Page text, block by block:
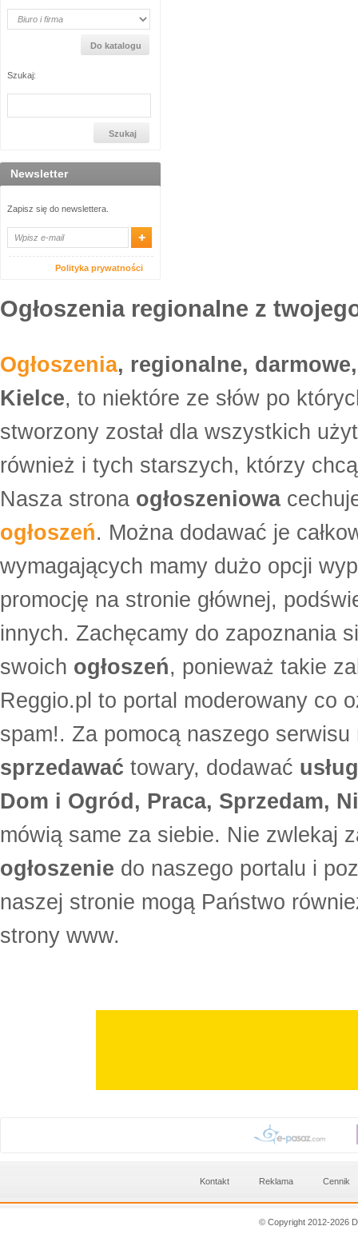
Szukaj:
Newsletter
Zapisz się do newslettera.
Polityka prywatności
Ogłoszenia regionalne z
Ogłoszenia, regionalne,
Kielce, to niektóre ze słów po
stworzony został dla wszystkich
również i tych starszych, którzy
Nasza strona ogłoszeniowa
ogłoszeń. Można dodawać je
wymagających mamy dużo opcji
promocję na stronie głównej,
innych. Zachęcamy do zapoznania
swoich ogłoszeń, ponieważ takie
Reggio.pl to portal moderowany co
spam!. Za pomocą naszego
sprzedawać towary, dodawać
Dom i Ogród, Praca, Sprzedam,
mówią same za siebie. Nie zwlekaj
ogłoszenie do naszego portalu i
naszej stronie mogą Państwo
strony www.
Kontakt Reklama Cennik
© Copyright 2012-2026